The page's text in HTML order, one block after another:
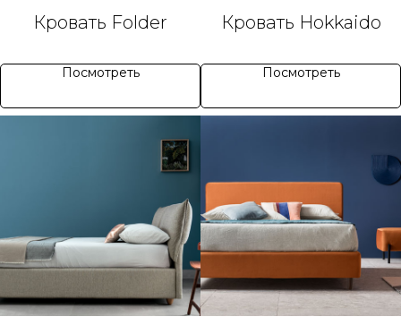
Кровать Folder
Посмотреть
Кровать Hokkaido
Посмотреть